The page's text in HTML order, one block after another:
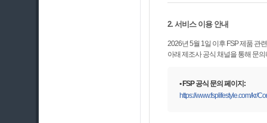
2. 서비스 이용 안내
2026년 5월 1일 이후 FSP 제품 관
아래 제조사 공식 채널을 통해 문
• FSP 공식 문의 페이지:
https://www.fsplifestyle.com/kr/